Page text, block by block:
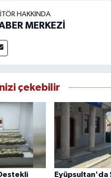
HAKKINDA
MERKEZİ
çekebilir
Eyüpsultan'da